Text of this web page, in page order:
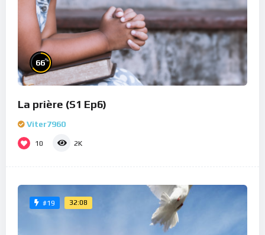
66%
La prière (S1 Ep6)
Viter7960
10 2K
#19 32:08